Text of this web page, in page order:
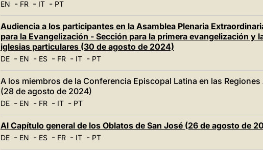
EN - FR- IT- PT
Audiencia a los participantes en la Asamblea Plenaria
para la Evangelización - Sección para la primera evangelización y
iglesias particulares (30 de agosto de 2024)
DE- EN - ES- FR- IT- PT
A los miembros de la Conferencia Episcopal Latina en las Regiones
(28 de agosto de 2024)
DE- EN - FR- IT- PT
Al Capítulo general de los Oblatos de San José (26 de agosto de
DE- EN - ES- FR- IT- PT